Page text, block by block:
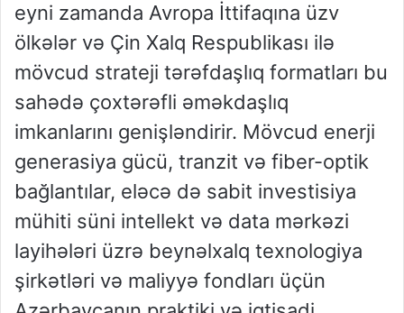
eyni zamanda Avropa İttifaqına üzv
ölkələr və Çin Xalq Respublikası ilə
mövcud strateji tərəfdaşlıq formatları bu
sahədə çoxtərəfli əməkdaşlıq
imkanlarını genişləndirir. Mövcud enerji
generasiya gücü, tranzit və fiber-optik
bağlantılar, eləcə də sabit investisiya
mühiti süni intellekt və data mərkəzi
layihələri üzrə beynəlxalq texnologiya
şirkətləri və maliyyə fondları üçün